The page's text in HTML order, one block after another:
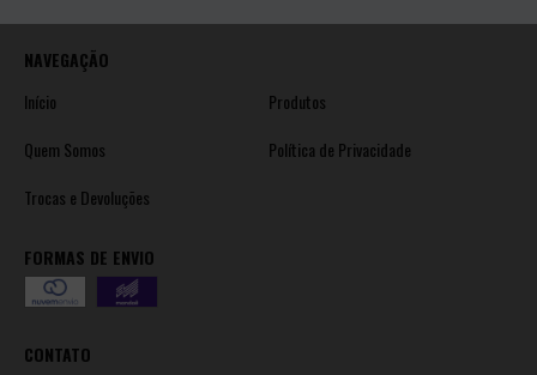
NAVEGAÇÃO
Início
Produtos
Quem Somos
Política de Privacidade
Trocas e Devoluções
FORMAS DE ENVIO
CONTATO